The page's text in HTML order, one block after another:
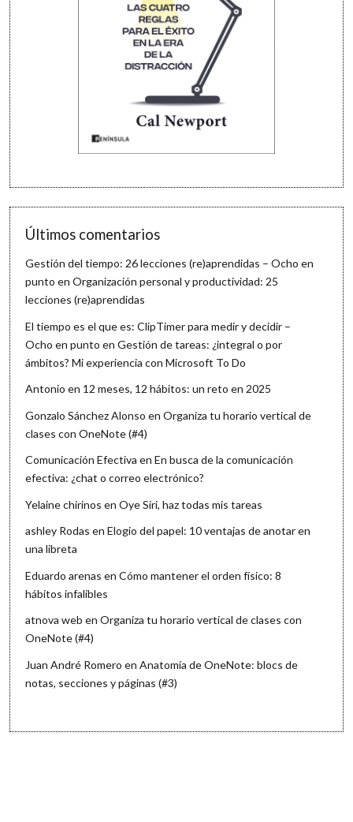
Últimos comentarios
Gestión del tiempo: 26 lecciones (re)aprendidas – Ocho en
punto enOrganización personal y productividad: 25
lecciones (re)aprendidas
El tiempo es el que es: ClipTimer para medir y decidir –
Ocho en punto enGestión de tareas: ¿integral o por
ámbitos? Mi experiencia con Microsoft To Do
Antonio en 12 meses, 12 hábitos: un reto en 2025
Gonzalo Sánchez Alonso enOrganiza tu horario vertical de
clases con OneNote (#4)
Comunicación Efectiva enEn busca de la comunicación
efectiva: ¿chat o correo electrónico?
Yelaine chirinos enOye Siri, haz todas mis tareas
ashley Rodas enElogio del papel: 10 ventajas de anotar en
una libreta
Eduardo arenas enCómo mantener el orden físico: 8
hábitos infalibles
atnova web enOrganiza tu horario vertical de clases con
OneNote (#4)
Juan André Romero enAnatomía de OneNote: blocs de
notas, secciones y páginas (#3)